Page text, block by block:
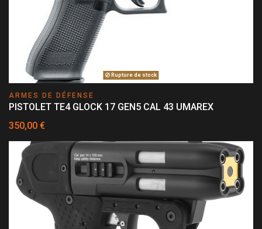
Rupture de stock
ARMES DE DÉFENSE
PISTOLET TE4 GLOCK 17 GEN5 CAL 43 UMAREX
350,00 €